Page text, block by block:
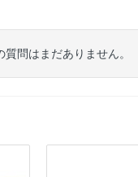
問はまだありません。